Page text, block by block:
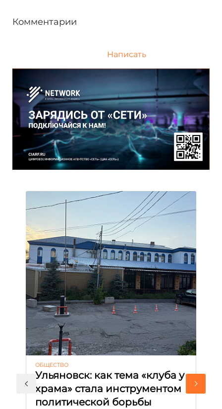
Комментарии
Написать
ОБЩЕСТВО
Ульяновск: как тема «клуба у
храма» стала инструментом
политической борьбы